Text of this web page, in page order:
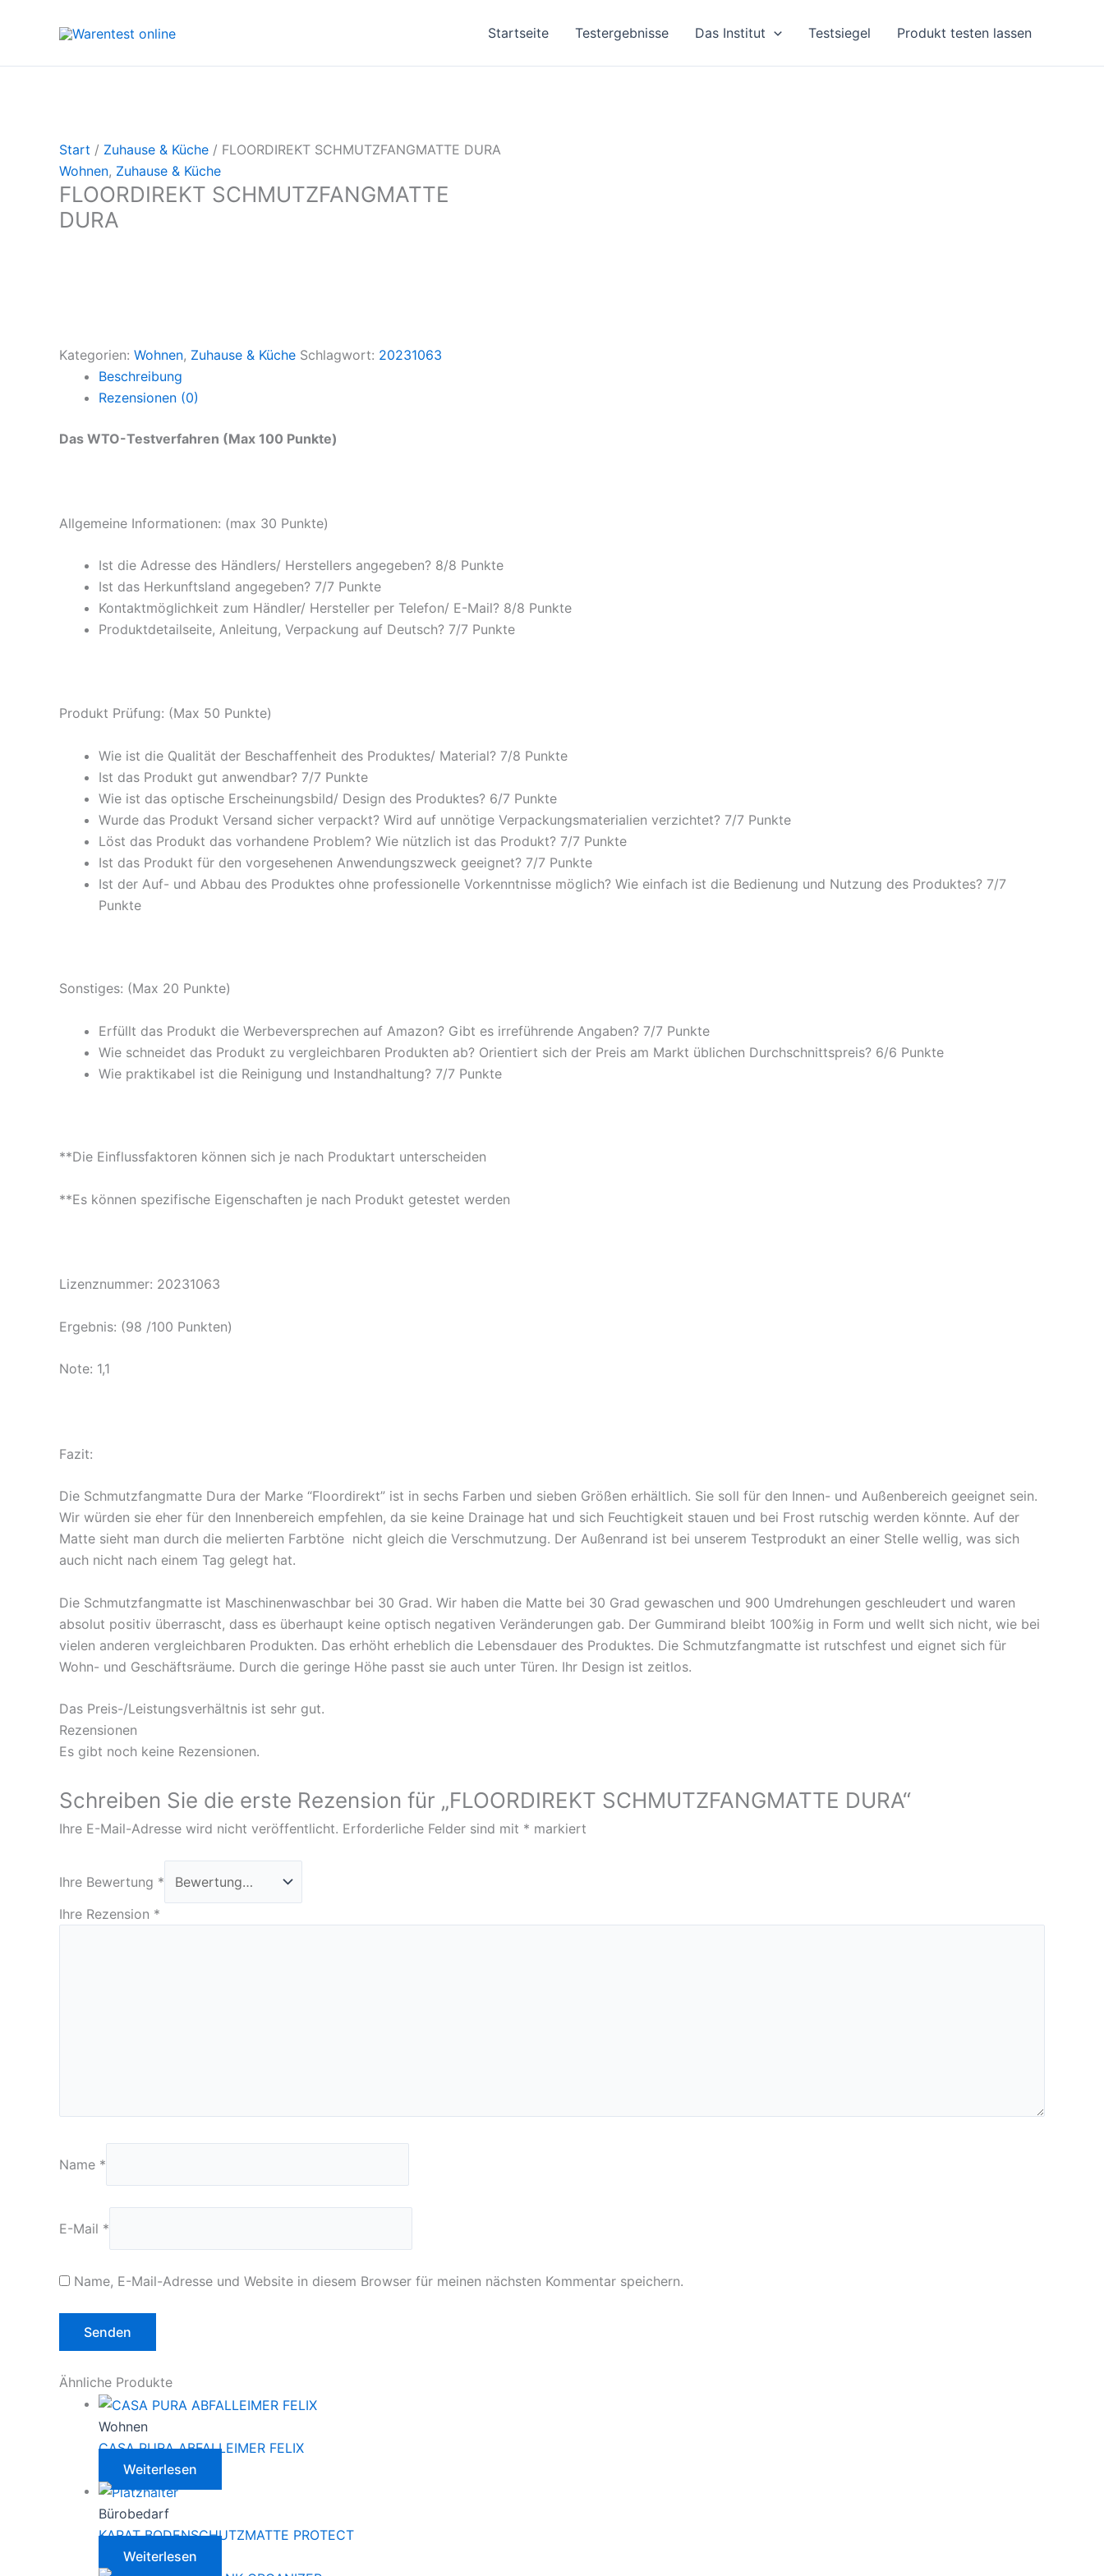
Startseite Testergebnisse Das Institut Testsiegel Produkt testen lassen
Start / Zuhause & Küche / FLOORDIREKT SCHMUTZFANGMATTE DURA
Wohnen, Zuhause & Küche
FLOORDIREKT SCHMUTZFANGMATTE
DURA
Kategorien: Wohnen, Zuhause & Küche Schlagwort: 20231063
Beschreibung
Rezensionen (0)
Das WTO-Testverfahren (Max 100 Punkte)
Allgemeine Informationen: (max 30 Punkte)
Ist die Adresse des Händlers/ Herstellers angegeben? 8/8 Punkte
Ist das Herkunftsland angegeben? 7/7 Punkte
Kontaktmöglichkeit zum Händler/ Hersteller per Telefon/ E-Mail? 8/8 Punkte
Produktdetailseite, Anleitung, Verpackung auf Deutsch? 7/7 Punkte
Produkt Prüfung: (Max 50 Punkte)
Wie ist die Qualität der Beschaffenheit des Produktes/ Material? 7/8 Punkte
Ist das Produkt gut anwendbar? 7/7 Punkte
Wie ist das optische Erscheinungsbild/ Design des Produktes? 6/7 Punkte
Wurde das Produkt Versand sicher verpackt? Wird auf unnötige Verpackungsmaterialien verzichtet? 7/7 Punkte
Löst das Produkt das vorhandene Problem? Wie nützlich ist das Produkt? 7/7 Punkte
Ist das Produkt für den vorgesehenen Anwendungszweck geeignet? 7/7 Punkte
Ist der Auf- und Abbau des Produktes ohne professionelle Vorkenntnisse möglich? Wie einfach ist die Bedienung und Nutzung des Produktes? 7/7
Punkte
Sonstiges: (Max 20 Punkte)
Erfüllt das Produkt die Werbeversprechen auf Amazon? Gibt es irreführende Angaben? 7/7 Punkte
Wie schneidet das Produkt zu vergleichbaren Produkten ab? Orientiert sich der Preis am Markt üblichen Durchschnittspreis? 6/6 Punkte
Wie praktikabel ist die Reinigung und Instandhaltung? 7/7 Punkte
**Die Einflussfaktoren können sich je nach Produktart unterscheiden
**Es können spezifische Eigenschaften je nach Produkt getestet werden
Lizenznummer: 20231063
Ergebnis: (98 /100 Punkten)
Note: 1,1
Fazit:
Die Schmutzfangmatte Dura der Marke “Floordirekt” ist in sechs Farben und sieben Größen erhältlich. Sie soll für den Innen- und Außenbereich geeignet sein.
Wir würden sie eher für den Innenbereich empfehlen, da sie keine Drainage hat und sich Feuchtigkeit stauen und bei Frost rutschig werden könnte. Auf der
Matte sieht man durch die melierten Farbtöne nicht gleich die Verschmutzung. Der Außenrand ist bei unserem Testprodukt an einer Stelle wellig, was sich
auch nicht nach einem Tag gelegt hat.
Die Schmutzfangmatte ist Maschinenwaschbar bei 30 Grad. Wir haben die Matte bei 30 Grad gewaschen und 900 Umdrehungen geschleudert und waren
absolut positiv überrascht, dass es überhaupt keine optisch negativen Veränderungen gab. Der Gummirand bleibt 100%ig in Form und wellt sich nicht, wie bei
vielen anderen vergleichbaren Produkten. Das erhöht erheblich die Lebensdauer des Produktes. Die Schmutzfangmatte ist rutschfest und eignet sich für
Wohn- und Geschäftsräume. Durch die geringe Höhe passt sie auch unter Türen. Ihr Design ist zeitlos.
Das Preis-/Leistungsverhältnis ist sehr gut.
Rezensionen
Es gibt noch keine Rezensionen.
Schreiben Sie die erste Rezension für „FLOORDIREKT SCHMUTZFANGMATTE DURA“
Ihre E-Mail-Adresse wird nicht veröffentlicht. Erforderliche Felder sind mit * markiert
Ihre Bewertung *
Ihre Rezension *
Name *
E-Mail *
Name, E-Mail-Adresse und Website in diesem Browser für meinen nächsten Kommentar speichern.
Ähnliche Produkte
Wohnen
CASA PURA ABFALLEIMER FELIX
Weiterlesen
Bürobedarf
KARAT BODENSCHUTZMATTE PROTECT
Weiterlesen